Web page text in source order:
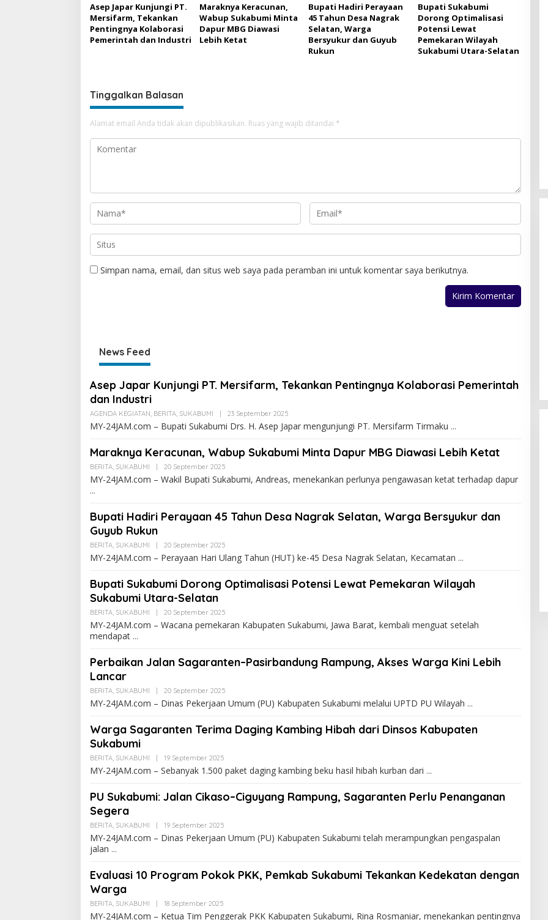
Asep Japar Kunjungi PT.
Mersifarm, Tekankan
Pentingnya Kolaborasi
Pemerintah dan Industri
Maraknya Keracunan,
Wabup Sukabumi Minta
Dapur MBG Diawasi
Lebih Ketat
Bupati Hadiri Perayaan
45 Tahun Desa Nagrak
Selatan, Warga
Bersyukur dan Guyub
Rukun
Bupati Sukabumi
Dorong Optimalisasi
Potensi Lewat
Pemekaran Wilayah
Sukabumi Utara-Selatan
Tinggalkan Balasan
Alamat email Anda tidak akan dipublikasikan. Ruas yang wajib ditandai *
Simpan nama, email, dan situs web saya pada peramban ini untuk komentar saya berikutnya.
News Feed
Asep Japar Kunjungi PT. Mersifarm, Tekankan Pentingnya Kolaborasi Pemerintah
dan Industri
AGENDA KEGIATAN, BERITA, SUKABUMI | 23 September 2025
MY-24JAM.com – Bupati Sukabumi Drs. H. Asep Japar mengunjungi PT. Mersifarm Tirmaku
Maraknya Keracunan, Wabup Sukabumi Minta Dapur MBG Diawasi Lebih Ketat
BERITA, SUKABUMI | 20 September 2025
MY-24JAM.com – Wakil Bupati Sukabumi, Andreas, menekankan perlunya pengawasan ketat terhadap dapur
Bupati Hadiri Perayaan 45 Tahun Desa Nagrak Selatan, Warga Bersyukur dan
Guyub Rukun
BERITA, SUKABUMI | 20 September 2025
MY-24JAM.com – Perayaan Hari Ulang Tahun (HUT) ke-45 Desa Nagrak Selatan, Kecamatan
Bupati Sukabumi Dorong Optimalisasi Potensi Lewat Pemekaran Wilayah
Sukabumi Utara-Selatan
BERITA, SUKABUMI | 20 September 2025
MY-24JAM.com – Wacana pemekaran Kabupaten Sukabumi, Jawa Barat, kembali menguat setelah
mendapat
Perbaikan Jalan Sagaranten–Pasirbandung Rampung, Akses Warga Kini Lebih
Lancar
BERITA, SUKABUMI | 20 September 2025
MY-24JAM.com – Dinas Pekerjaan Umum (PU) Kabupaten Sukabumi melalui UPTD PU Wilayah
Warga Sagaranten Terima Daging Kambing Hibah dari Dinsos Kabupaten
Sukabumi
BERITA, SUKABUMI | 19 September 2025
MY-24JAM.com – Sebanyak 1.500 paket daging kambing beku hasil hibah kurban dari
PU Sukabumi: Jalan Cikaso–Ciguyang Rampung, Sagaranten Perlu Penanganan
Segera
BERITA, SUKABUMI | 19 September 2025
MY-24JAM.com – Dinas Pekerjaan Umum (PU) Kabupaten Sukabumi telah merampungkan pengaspalan
jalan
Evaluasi 10 Program Pokok PKK, Pemkab Sukabumi Tekankan Kedekatan dengan
Warga
BERITA, SUKABUMI | 18 September 2025
MY-24JAM.com – Ketua Tim Penggerak PKK Kabupaten Sukabumi, Rina Rosmaniar, menekankan pentingnya